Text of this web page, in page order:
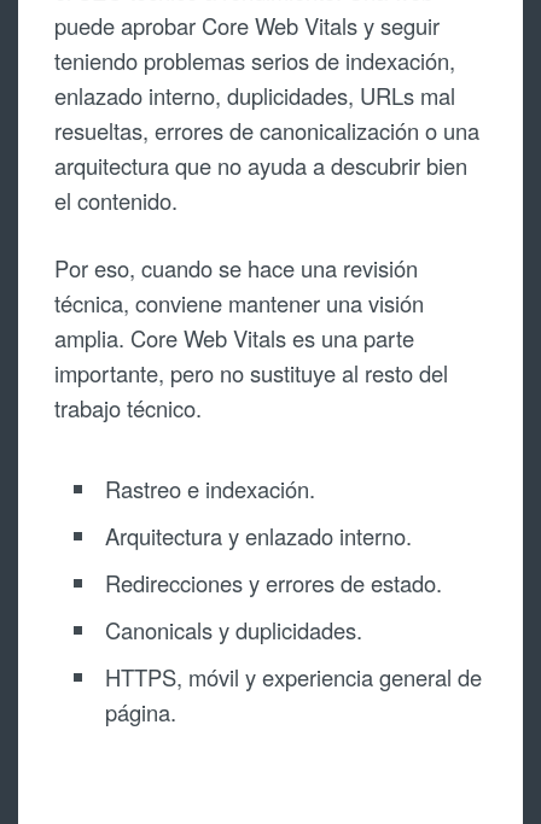
puede aprobar Core Web Vitals y seguir
teniendo problemas serios de indexación,
enlazado interno, duplicidades, URLs mal
resueltas, errores de canonicalización o una
arquitectura que no ayuda a descubrir bien
el contenido.
Por eso, cuando se hace una revisión
técnica, conviene mantener una visión
amplia. Core Web Vitals es una parte
importante, pero no sustituye al resto del
trabajo técnico.
Rastreo e indexación.
Arquitectura y enlazado interno.
Redirecciones y errores de estado.
Canonicals y duplicidades.
HTTPS, móvil y experiencia general de
página.